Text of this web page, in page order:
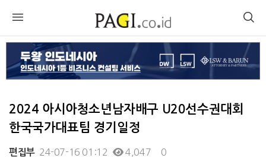
2024 아시아청소년남자배구 U20선수권대회
한국국가대표팀 경기일정
편집부 24-07-16 01:12 4,047 0